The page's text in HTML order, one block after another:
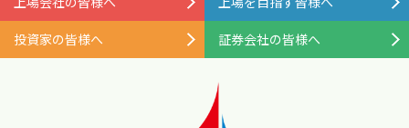
投資家の皆様へ 証券会社の皆様へ